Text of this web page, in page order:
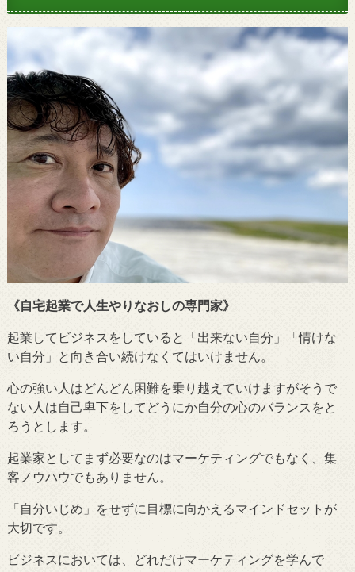
《自宅起業で人生やりなおしの専門家》
起業してビジネスをしていると「出来ない自分」「情けな
い自分」と向き合い続けなくてはいけません。
心の強い人はどんどん困難を乗り越えていけますがそうで
ない人は自己卑下をしてどうにか自分の心のバランスをと
ろうとします。
起業家としてまず必要なのはマーケティングでもなく、集
客ノウハウでもありません。
「自分いじめ」をせずに目標に向かえるマインドセットが
大切です。
ビジネスにおいては、どれだけマーケティングを学んで